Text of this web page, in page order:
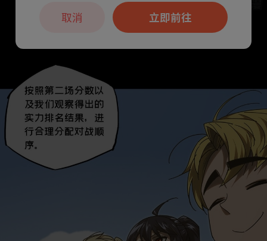
立即前往
取消